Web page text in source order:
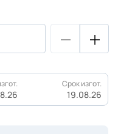
Срок изгот.
19.08.26